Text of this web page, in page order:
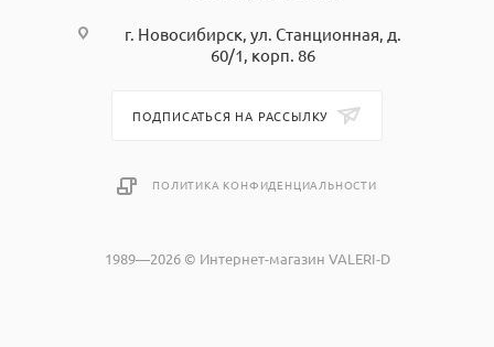
г. Новосибирск, ул. Станционная, д.
60/1, корп. 86
ПОДПИСАТЬСЯ НА РАССЫЛКУ
ПОЛИТИКА КОНФИДЕНЦИАЛЬНОСТИ
1989—2026 © Интернет-магазин VALERI-D